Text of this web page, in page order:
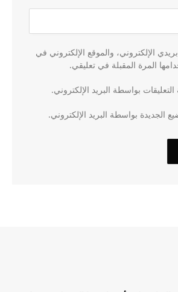
الإلكتروني، والموقع الإلكتروني في
المرة المقبلة في تعليقي.
التعليقات بواسطة البريد الإلكتروني.
الجديدة بواسطة البريد الإلكتروني.